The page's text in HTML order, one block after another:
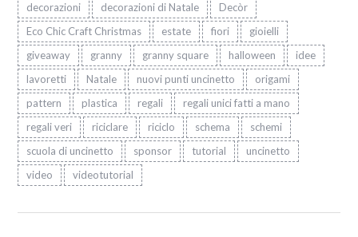
decorazioni
decorazioni di Natale
Decòr
Eco Chic Craft Christmas
estate fiori
gioielli
giveaway
granny granny square halloween
idee
lavoretti
Natale nuovi punti uncinetto
origami
pattern
plastica regali
regali unici fatti a mano
regali veri
riciclare riciclo schema
schemi
scuola di uncinetto
sponsor tutorial
uncinetto
video
videotutorial